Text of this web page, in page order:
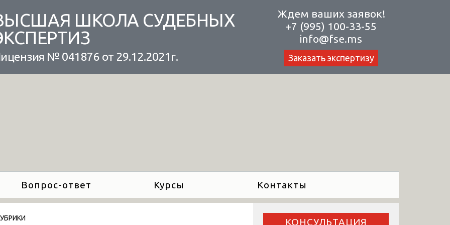
ШКОЛА СУДЕБНЫХ
№ 041876 от 29.12.2021г.
Ждем ваших заявок!
+7 (995) 100-33-55
info@fse.ms
Заказать экспертизу
Вопрос-ответ Курсы Контакты
КОНСУЛЬТАЦИЯ